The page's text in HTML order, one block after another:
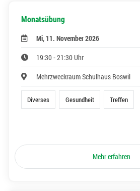
Monatsübung
Mi, 11. November 2026
19:30 - 21:30 Uhr
Mehrzweckraum Schulhaus Boswil
Diverses Gesundheit Treffen
Mehr erfahren